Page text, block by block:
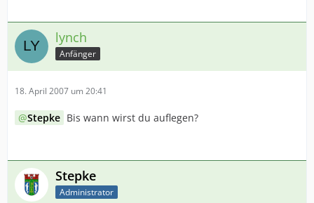
lynch
Anfänger
18. April 2007 um 20:41
Stepke Bis wann wirst du auflegen?
Stepke
Administrator